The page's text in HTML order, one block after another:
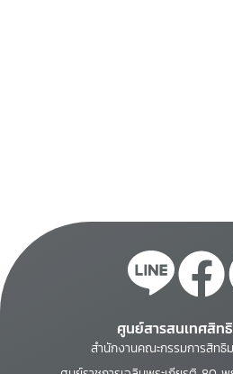
ศูนย์สารสนเทศสิท
สำนักงานคณะกรรมการสิท